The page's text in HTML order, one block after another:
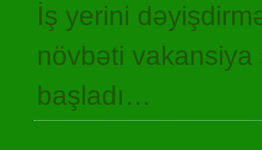
İş yerini
növbəti
başladı…